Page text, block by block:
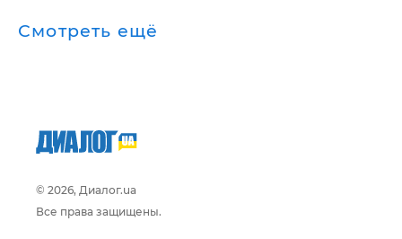
Смотреть ещё
© 2026, Диалог.ua
Все права защищены.